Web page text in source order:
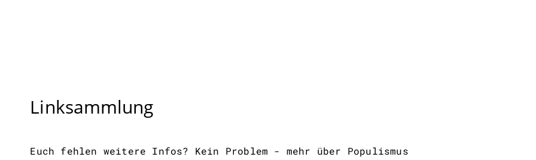
Linksammlung
Euch fehlen weitere Infos? Kein Problem - mehr über Populismus